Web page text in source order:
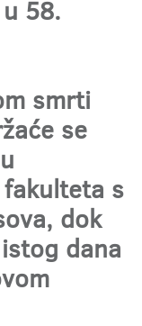
58.
smrti
se
s
dok
dana